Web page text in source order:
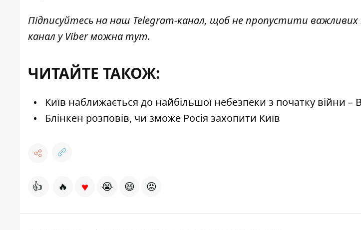
Підписуйтесь на наш Telegram-канал, щоб не пропустити важливих
канал у Viber можнатут.
ЧИТАЙТЕ ТАКОЖ:
Київ наближається до найбільшої небезпеки з початку війни –
Блінкен розповів, чи зможе Росія захопити Київ
👍 🔥 ♥ 😭 😆 😡